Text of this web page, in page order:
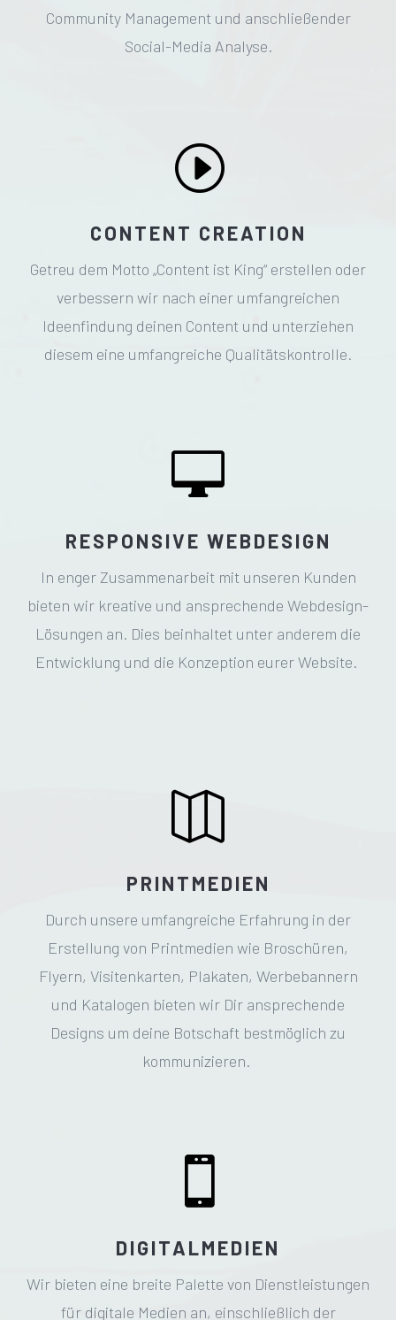
Community Management und anschließender
Social-Media Analyse.
I
CONTENT CREATION
Getreu dem Motto „Content ist King“ erstellen oder
verbessern wir nach einer umfangreichen
Ideenfindung deinen Content und unterziehen
diesem eine umfangreiche Qualitätskontrolle.

RESPONSIVE WEBDESIGN
In enger Zusammenarbeit mit unseren Kunden
bieten wir kreative und ansprechende Webdesign-
Lösungen an. Dies beinhaltet unter anderem die
Entwicklung und die Konzeption eurer Website.

PRINTMEDIEN
Durch unsere umfangreiche Erfahrung in der
Erstellung von Printmedien wie Broschüren,
Flyern, Visitenkarten, Plakaten, Werbebannern
und Katalogen bieten wir Dir ansprechende
Designs um deine Botschaft bestmöglich zu
kommunizieren.

DIGITALMEDIEN
Wir bieten eine breite Palette von Dienstleistungen
für digitale Medien an, einschließlich der